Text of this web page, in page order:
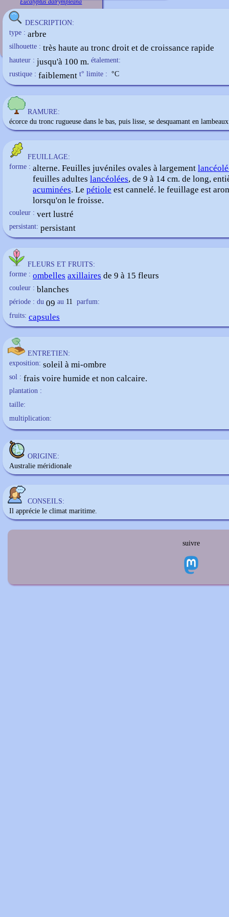
Eucalyptus dalrympleana
DESCRIPTION:
type : arbre
silhouette : très haute au tronc droit et de croissance rapide
hauteur : jusqu'à 100 m. étalement:
rustique : faiblement t° limite : °C
RAMURE:
écorce du tronc rugueuse dans le bas, puis lisse, se desquamant en
FEUILLAGE:
forme : alterne. Feuilles juvéniles ovales à largement
feuilles adultes lancéolées, de 9 à 14 cm. de long,
acuminées. Le pétiole est cannelé. le feuillage est
lorsqu'on le froisse.
couleur : vert lustré
persistant: persistant
FLEURS ET FRUITS:
forme : ombelles axillaires de 9 à 15 fleurs
couleur : blanches
période : du 09 au 11 parfum:
fruits: capsules
ENTRETIEN:
exposition: soleil à mi-ombre
sol : frais voire humide et non calcaire.
plantation :
taille:
multiplication:
ORIGINE:
Australie méridionale
CONSEILS:
Il apprécie le climat maritime.
suivre